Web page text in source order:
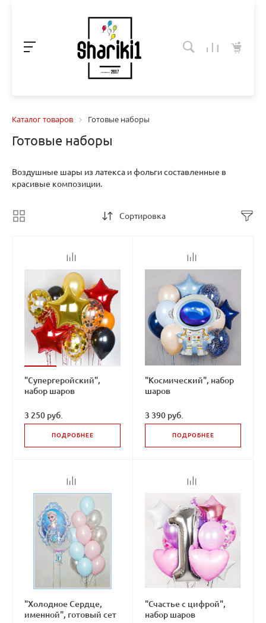
Каталог товаров Готовые наборы
Готовые наборы
Воздушные шары из латекса и фольги составленные в
красивые композиции.
Сортировка
"Супергеройский",
набор шаров
3 250 руб.
ПОДРОБНЕЕ
"Космический", набор
шаров
3 390 руб.
ПОДРОБНЕЕ
"Холодное Сердце,
именной", готовый сет
"Счастье с цифрой",
набор шаров